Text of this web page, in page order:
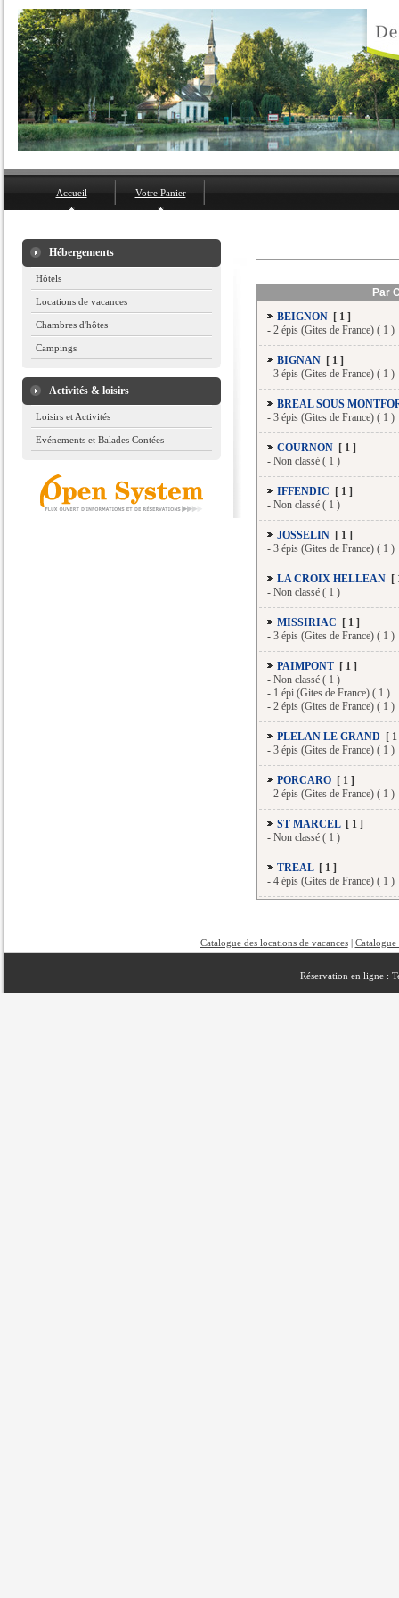
Accueil Votre Panier
Hébergements
Hôtels
Locations de vacances
Chambres d'hôtes
Campings
Activités & loisirs
Loisirs et Activités
Evénements et Balades Contées
Par
BEIGNON [ 1 ]
- 2 épis (Gites de France) ( 1 )
BIGNAN [ 1 ]
- 3 épis (Gites de France) ( 1 )
BREAL SOUS
- 3 épis (Gites de France) ( 1 )
COURNON [ 1 ]
- Non classé ( 1 )
IFFENDIC [ 1 ]
- Non classé ( 1 )
JOSSELIN [ 1 ]
- 3 épis (Gites de France) ( 1 )
LA CROIX HELLEAN [
- Non classé ( 1 )
MISSIRIAC [ 1 ]
- 3 épis (Gites de France) ( 1 )
PAIMPONT [ 1 ]
- Non classé ( 1 )
- 1 épi (Gites de France) ( 1 )
- 2 épis (Gites de France) ( 1 )
PLELAN LE GRAND [
- 3 épis (Gites de France) ( 1 )
PORCARO [ 1 ]
- 2 épis (Gites de France) ( 1 )
ST MARCEL[ 1 ]
- Non classé ( 1 )
TREAL[ 1 ]
- 4 épis (Gites de France) ( 1 )
Catalogue des locations de vacances| Catalogue
Réservation en ligne :